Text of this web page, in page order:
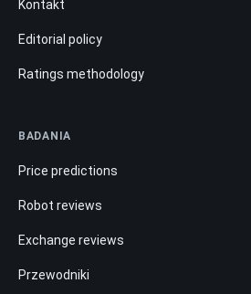
Kontakt
Editorial policy
Ratings methodology
BADANIA
Price predictions
Robot reviews
Exchange reviews
Przewodniki